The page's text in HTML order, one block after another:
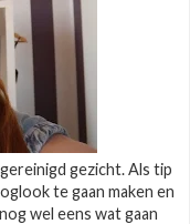
gezicht. Als tip
te gaan maken en
wel eens wat gaan